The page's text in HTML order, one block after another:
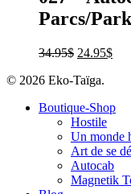
Parcs/
34.95$ 24.95$
© 2026 Eko-Taïga.
Boutique-Shop
Hostile
Un monde
Art de se
Autocab
Magnetik